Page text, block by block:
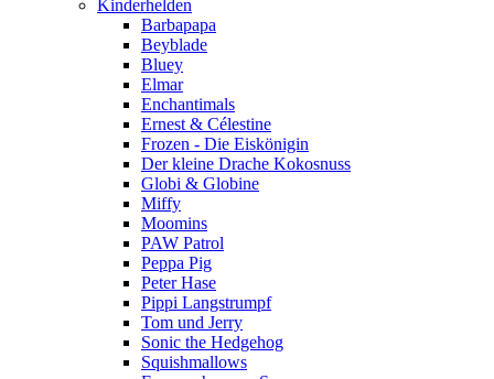
Kinderhelden
Barbapapa
Beyblade
Bluey
Elmar
Enchantimals
Ernest & Célestine
Frozen - Die Eiskönigin
Der kleine Drache Kokosnuss
Globi & Globine
Miffy
Moomins
PAW Patrol
Peppa Pig
Peter Hase
Pippi Langstrumpf
Tom und Jerry
Sonic the Hedgehog
Squishmallows